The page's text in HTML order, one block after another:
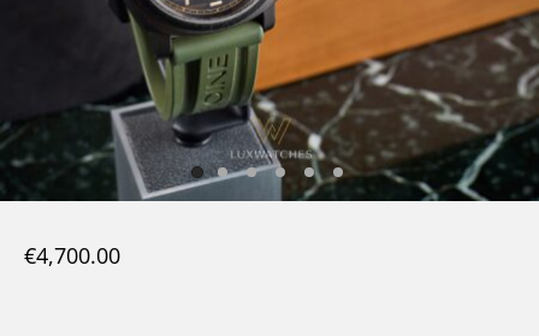
€4,700.00